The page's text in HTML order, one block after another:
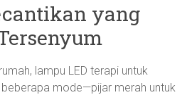
yang
lampu LED terapi untuk
mode—pijar merah untuk